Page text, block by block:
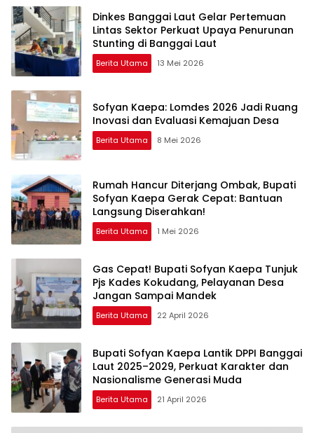
Dinkes Banggai Laut Gelar Pertemuan
Lintas Sektor Perkuat Upaya Penurunan
Stunting di Banggai Laut
Berita Utama 13 Mei 2026
Sofyan Kaepa: Lomdes 2026 Jadi Ruang
Inovasi dan Evaluasi Kemajuan Desa
Berita Utama 8 Mei 2026
Rumah Hancur Diterjang Ombak, Bupati
Sofyan Kaepa Gerak Cepat: Bantuan
Langsung Diserahkan!
Berita Utama 1 Mei 2026
Gas Cepat! Bupati Sofyan Kaepa Tunjuk
Pjs Kades Kokudang, Pelayanan Desa
Jangan Sampai Mandek
Berita Utama 22 April 2026
Bupati Sofyan Kaepa Lantik DPPI Banggai
Laut 2025–2029, Perkuat Karakter dan
Nasionalisme Generasi Muda
Berita Utama 21 April 2026